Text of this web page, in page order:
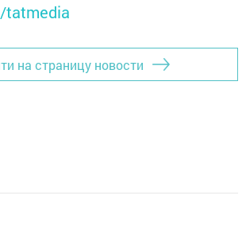
tatmedia
на страницу новости